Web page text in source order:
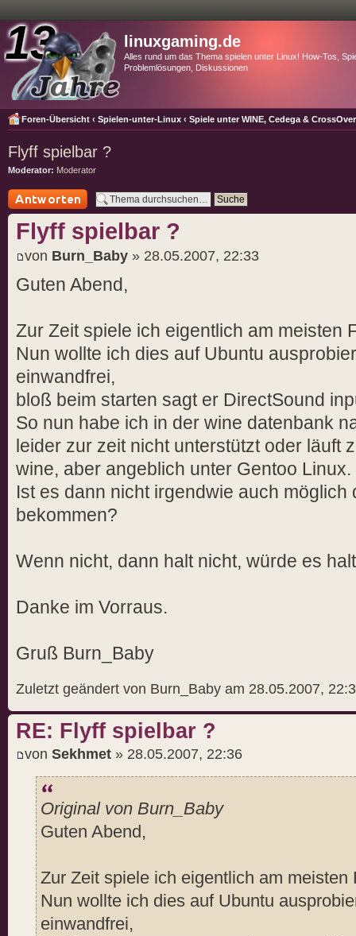
linuxgaming.de
Alles rund um das Thema spielen unter Linux! How-Tos,
Problemlösungen, Diskussionen
Foren-Übersicht ‹ Spielen-unter-Linux ‹ Spiele unter WINE, Cedega &
Flyff spielbar ?
Moderator: Moderator
Antwort schreiben
Flyff spielbar ?
von Burn_Baby » 28.05.2007, 22:33
Guten Abend,
Zur Zeit spiele ich eigentlich am meisten
Nun wollte ich dies auf Ubuntu
einwandfrei,
bloß beim starten sagt er DirectSound
So nun habe ich in der wine datenbank
leider zur zeit nicht unterstützt oder läuft
wine, aber angeblich unter Gentoo Linux.
Ist es dann nicht irgendwie auch
bekommen?
Wenn nicht, dann halt nicht, würde es
Danke im Vorraus.
Gruß Burn_Baby
Zuletzt geändert von Burn_Baby am 28.05.2007,
RE: Flyff spielbar ?
von Sekhmet » 28.05.2007, 22:36
Original von Burn_Baby
Guten Abend,
Zur Zeit spiele ich eigentlich am meisten
Nun wollte ich dies auf Ubuntu
einwandfrei,